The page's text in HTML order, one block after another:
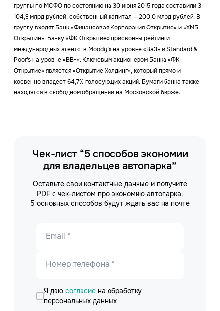
группы по МСФО по состоянию на 30 июня 2015 года составили 3
104,9 млрд рублей, собственный капитал — 200,0 млрд рублей. В
группу входят Банк «Финансовая Корпорация Открытие» и «ХМБ
Открытие». Банку «ФК Открытие» присвоены рейтинги
международных агентств Moody’s на уровне «Ba3» и Standard &
Poor's на уровне «ВВ-». Ключевым акционером Банка «ФК
Открытие» является «Открытие Холдинг», который прямо и
косвенно владеет 64,7% голосующих акций. Бумаги банка также
находятся в свободном обращении на Московской бирже.
Чек-лист “5 способов экономии
для владельцев автопарка”
Оставьте свои контактные данные и получите
PDF с чек-листом про экономию автопарка.
5 основных способов будут ждать вас на почте
Email *
Номер телефона *
Я даю согласие на обработку
персональных данных